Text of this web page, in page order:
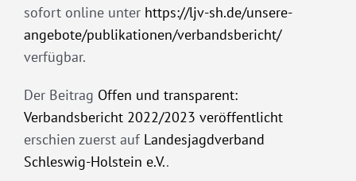
sofort online unter https://ljv-sh.de/unsere-
angebote/publikationen/verbandsbericht/
verfügbar.
Der Beitrag Offen und transparent:
Verbandsbericht 2022/2023 veröffentlicht
erschien zuerst auf Landesjagdverband
Schleswig-Holstein e.V..